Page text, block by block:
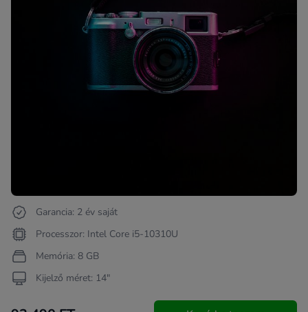
Garancia: 2 év saját
Processzor: Intel Core i5-10310U
Memória: 8 GB
Kijelző méret: 14"